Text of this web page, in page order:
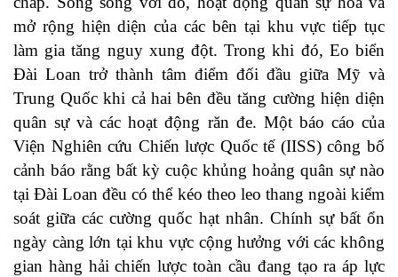
mở rộng hiện diện của các bên tại khu vực tiếp tục
làm gia tăng nguy xung đột. Trong khi đó, Eo biển
Đài Loan trở thành tâm điểm đối đầu giữa Mỹ và
Trung Quốc khi cả hai bên đều tăng cường hiện diện
quân sự và các hoạt động răn đe. Một báo cáo của
Viện Nghiên cứu Chiến lược Quốc tế (IISS) công bố
cảnh báo rằng bất kỳ cuộc khủng hoảng quân sự nào
tại Đài Loan đều có thể kéo theo leo thang ngoài kiểm
soát giữa các cường quốc hạt nhân. Chính sự bất ổn
ngày càng lớn tại khu vực cộng hưởng với các không
gian hàng hải chiến lược toàn cầu đang tạo ra áp lực